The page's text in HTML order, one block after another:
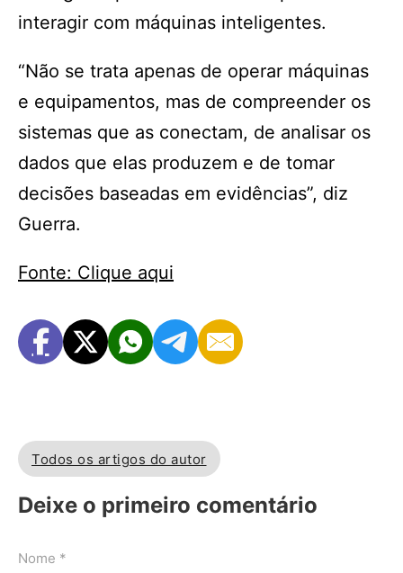
interagir com máquinas inteligentes.
“Não se trata apenas de operar máquinas
e equipamentos, mas de compreender os
sistemas que as conectam, de analisar os
dados que elas produzem e de tomar
decisões baseadas em evidências”, diz
Guerra.
Fonte: Clique aqui
Todos os artigos do autor
Deixe o primeiro comentário
Nome *